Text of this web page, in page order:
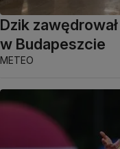
Dzik
w Budapeszcie
METEO